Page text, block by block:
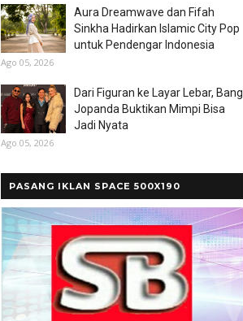
Aura Dreamwave dan Fifah
Sinkha Hadirkan Islamic City Pop
untuk Pendengar Indonesia
Ago 05, 2026
Dari Figuran ke Layar Lebar, Bang
Jopanda Buktikan Mimpi Bisa
Jadi Nyata
Ago 05, 2026
PASANG IKLAN SPACE 500X190